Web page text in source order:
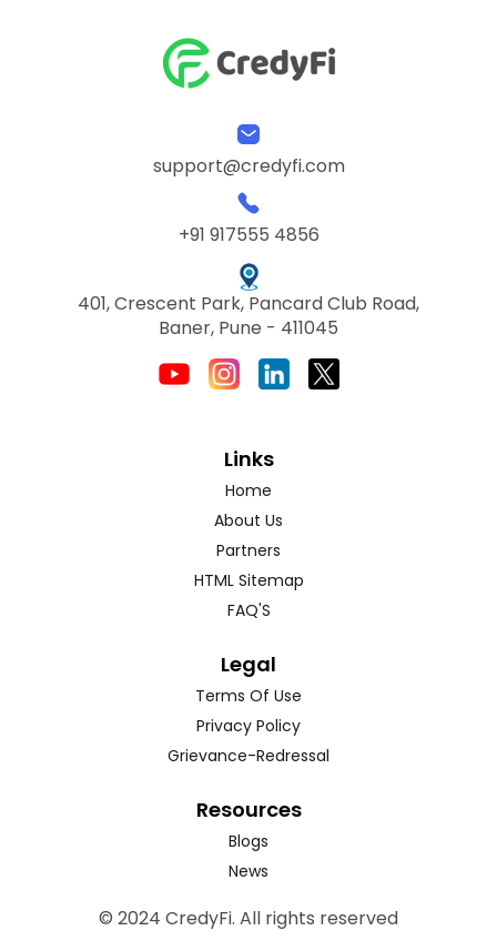
support@credyfi.com
+91 917555 4856
401, Crescent Park, Pancard Club Road,
Baner, Pune - 411045
Links
Home
About Us
Partners
HTML Sitemap
FAQ'S
Legal
Terms Of Use
Privacy Policy
Grievance-Redressal
Resources
Blogs
News
© 2024 CredyFi. All rights reserved